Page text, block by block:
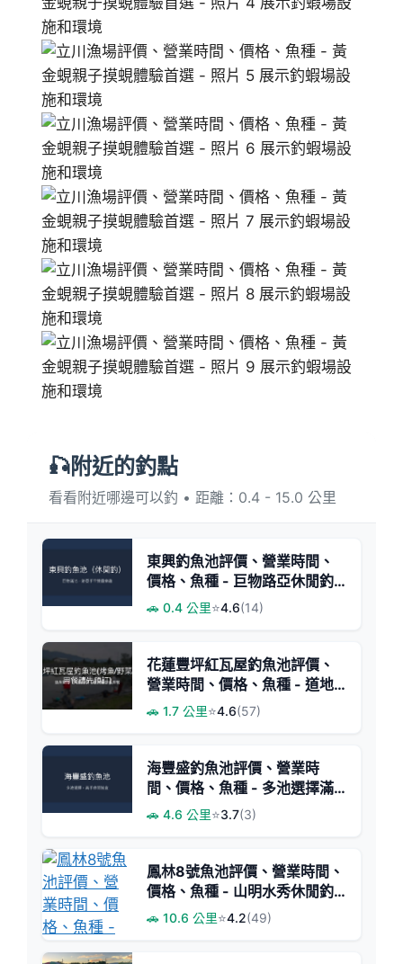
🎣附近的釣點
看看附近哪邊可以釣 • 距離：0.4 - 15.0 公里
東興釣魚池評價、營業時間、
價格、魚種 - 巨物路亞休閒釣
🚗 0.4 公里⭐4.6(14)
花蓮豐坪紅瓦屋釣魚池評價、
營業時間、價格、魚種 - 道地
原民風味與活魚體驗
🚗 1.7 公里⭐4.6(57)
海豐盛釣魚池評價、營業時
間、價格、魚種 - 多池選擇滿
足各類釣手
🚗 4.6 公里⭐3.7(3)
鳳林8號魚池評價、營業時間、
價格、魚種 - 山明水秀休閒釣
魚好去處
🚗 10.6 公里⭐4.2(49)